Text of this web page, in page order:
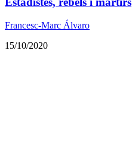
Francesc-Marc Álvaro
15/10/2020